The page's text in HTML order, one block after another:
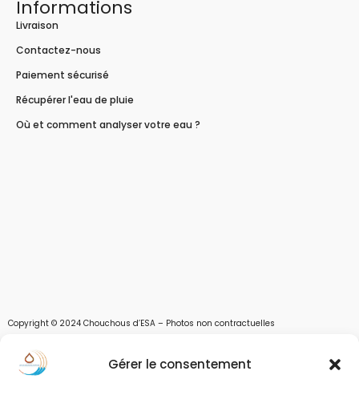
Gérer le consentement
Informations
Livraison
Contactez-nous
Paiement sécurisé
Récupérer l'eau de pluie
Où et comment analyser votre eau ?
Copyright © 2024 Chouchous d’ESA – Photos non contractuelles
Les chouchous d’Esa vous apportent toutes les solutions pour récupérer l’eau de
pluie, et des moyens pour stocker, filtrer, traiter et potabiliser l’eau d’un forage,